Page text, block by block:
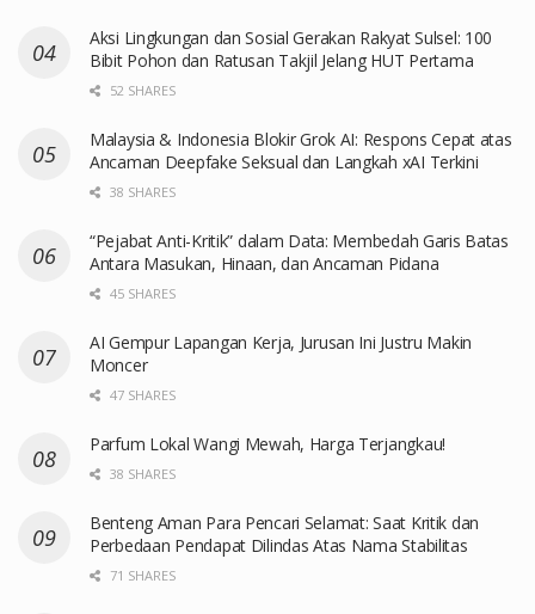
Aksi Lingkungan dan Sosial Gerakan Rakyat Sulsel: 100
Bibit Pohon dan Ratusan Takjil Jelang HUT Pertama
52 SHARES
Malaysia & Indonesia Blokir Grok AI: Respons Cepat atas
Ancaman Deepfake Seksual dan Langkah xAI Terkini
38 SHARES
“Pejabat Anti-Kritik” dalam Data: Membedah Garis Batas
Antara Masukan, Hinaan, dan Ancaman Pidana
45 SHARES
AI Gempur Lapangan Kerja, Jurusan Ini Justru Makin
Moncer
47 SHARES
Parfum Lokal Wangi Mewah, Harga Terjangkau!
38 SHARES
Benteng Aman Para Pencari Selamat: Saat Kritik dan
Perbedaan Pendapat Dilindas Atas Nama Stabilitas
71 SHARES